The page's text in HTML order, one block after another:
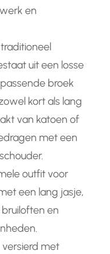
en
uit een losse
broek
kort als lang
van katoen of
met een
outfit voor
een lang jasje,
en
versierd met